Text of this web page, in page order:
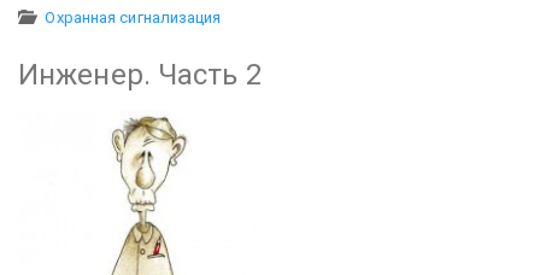
Охранная сигнализация
Инженер. Часть 2